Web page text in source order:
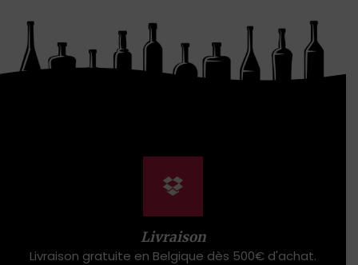
Livraison
Livraison gratuite en Belgique dès 500€ d'achat.